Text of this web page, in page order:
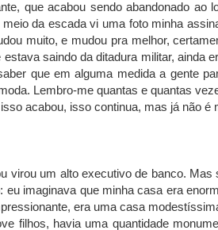
que acabou sendo abandonado ao
da escada vi uma foto minha
muito, e mudou pra melhor,
saindo da ditadura militar,
que em alguma medida a gente
Lembro-me quantas e quantas
acabou, isso continua, mas já não é
virou um alto executivo de banco.
imaginava que minha casa era
era uma casa
filhos, havia uma quantidade